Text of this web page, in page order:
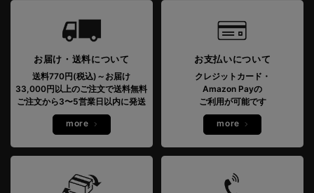
お届け・送料について
送料770円(税込)～お届け
33,000円以上のご注文で送料無料
ご注文から3〜5営業日以内に発送
more
お支払いについて
クレジットカード・
Amazon Payの
ご利用が可能です
more